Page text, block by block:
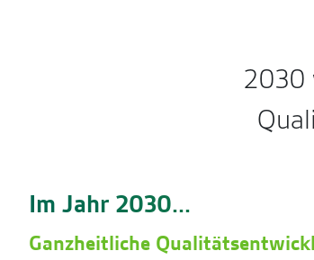
2030
Im Jahr 2030...
Ganzheitliche